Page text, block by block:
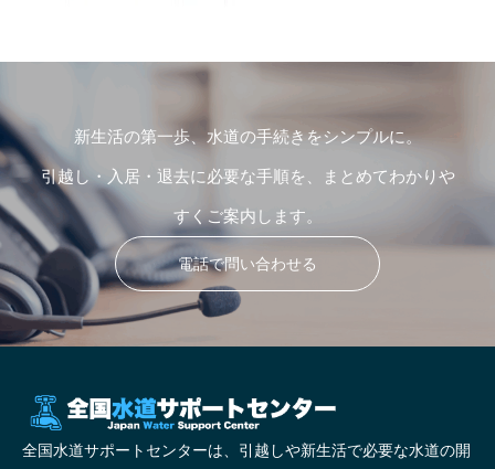
新生活の第一歩、水道の手続きをシンプルに。
引越し・入居・退去に必要な手順を、まとめてわかりや
すくご案内します。
電話で問い合わせる
全国水道サポートセンターは、引越しや新生活で必要な水道の開